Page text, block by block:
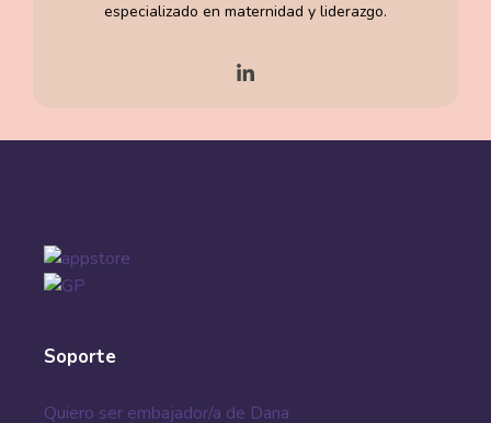
especializado en maternidad y liderazgo.
Soporte
Quiero ser embajador/a de Dana